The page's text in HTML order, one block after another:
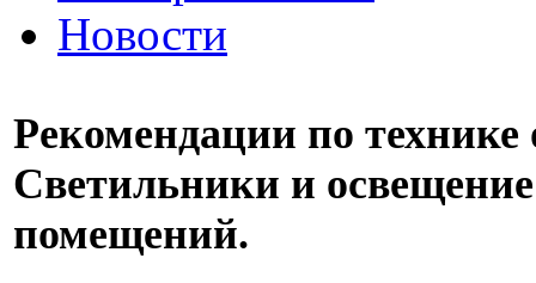
Новости
Рекомендации по технике
Светильники и
помещений.